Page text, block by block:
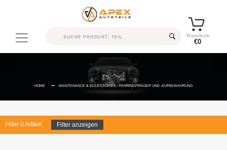
Warenkorb
€0
HOME MAINTENANCE & ACCESSORIES - FAHRRADTRÄGER UND -AUFBEWAHRUNG
Filter 0Artikel Filter anzeigen